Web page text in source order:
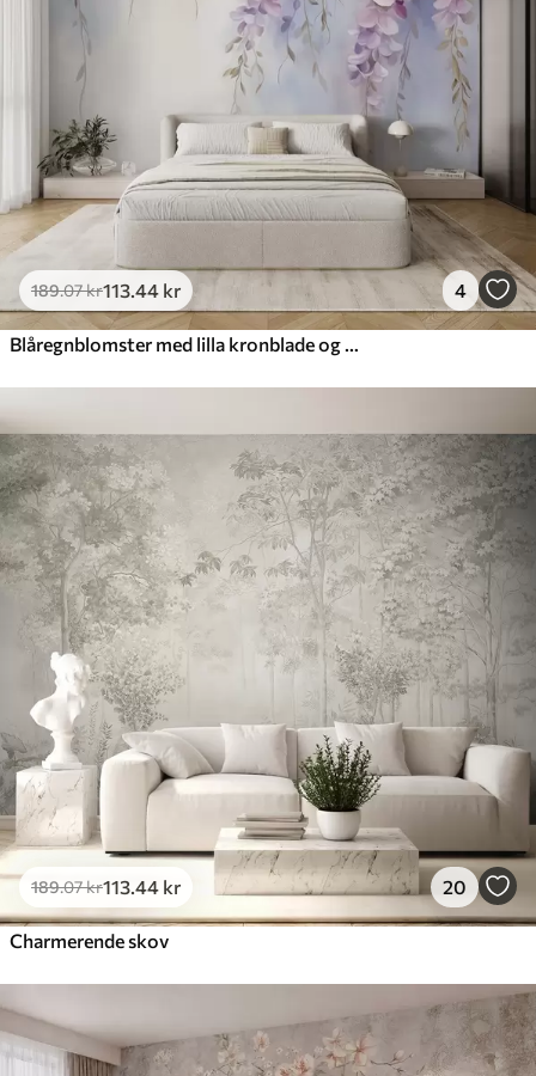
189.07kr113 .44 kr 4
189.07kr113 .44 kr 20
Charmerende skov